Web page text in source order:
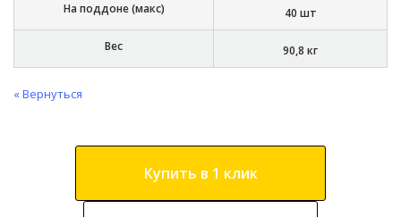
На поддоне (макс) 40 шт
Вес 90,8 кг
« Вернуться
Купить в 1 клик